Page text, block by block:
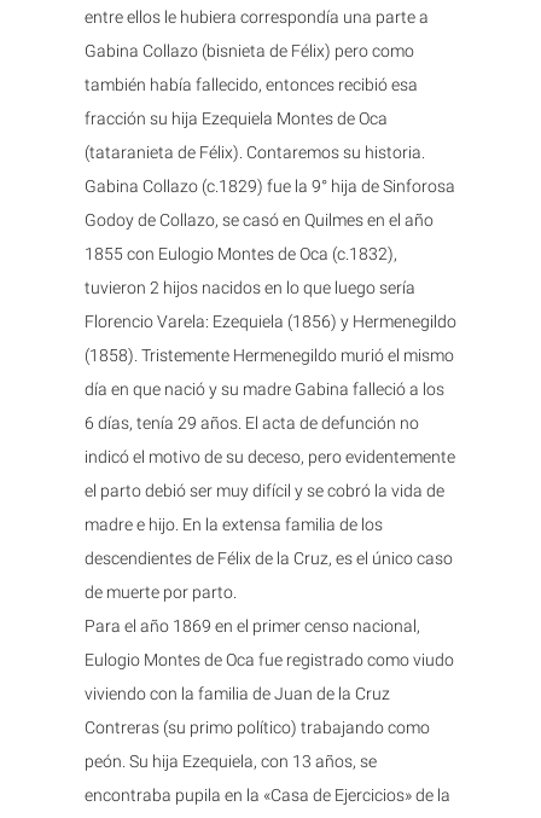
entre ellos le hubiera correspondía una parte a
Gabina Collazo (bisnieta de Félix) pero como
también había fallecido, entonces recibió esa
fracción su hija Ezequiela Montes de Oca
(tataranieta de Félix). Contaremos su historia.
Gabina Collazo (c.1829) fue la 9° hija de Sinforosa
Godoy de Collazo, se casó en Quilmes en el año
1855 con Eulogio Montes de Oca (c.1832),
tuvieron 2 hijos nacidos en lo que luego sería
Florencio Varela: Ezequiela (1856) y Hermenegildo
(1858). Tristemente Hermenegildo murió el mismo
día en que nació y su madre Gabina falleció a los
6 días, tenía 29 años. El acta de defunción no
indicó el motivo de su deceso, pero evidentemente
el parto debió ser muy difícil y se cobró la vida de
madre e hijo. En la extensa familia de los
descendientes de Félix de la Cruz, es el único caso
de muerte por parto.
Para el año 1869 en el primer censo nacional,
Eulogio Montes de Oca fue registrado como viudo
viviendo con la familia de Juan de la Cruz
Contreras (su primo político) trabajando como
peón. Su hija Ezequiela, con 13 años, se
encontraba pupila en la «Casa de Ejercicios» de la